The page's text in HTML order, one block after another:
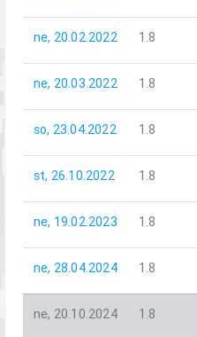
ne, 20.02.2022 1.8
ne, 20.03.2022 1.8
so, 23.04.2022 1.8
st, 26.10.2022 1.8
ne, 19.02.2023 1.8
ne, 28.04.2024 1.8
ne, 20.10.2024 1.8